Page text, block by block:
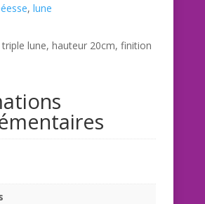
, lune
lune, hauteur 20cm, finition